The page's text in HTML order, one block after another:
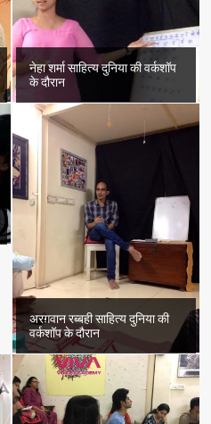
नेहा शर्मा साहित्य दुनिया की वर्कशॉप
के दौरान
अरग़वान रब्बही साहित्य दुनिया की
वर्कशॉप के दौरान